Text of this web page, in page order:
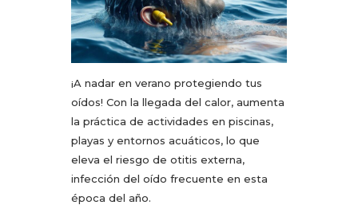
¡A nadar en verano protegiendo tus
oídos! Con la llegada del calor, aumenta
la práctica de actividades en piscinas,
playas y entornos acuáticos, lo que
eleva el riesgo de otitis externa,
infección del oído frecuente en esta
época del año.